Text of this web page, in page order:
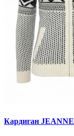
Кардиган JEANNE